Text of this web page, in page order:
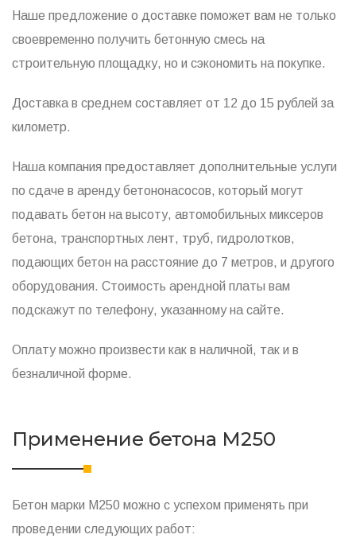
Наше предложение о доставке поможет вам не только
своевременно получить бетонную смесь на
строительную площадку, но и сэкономить на покупке.
Доставка в среднем составляет от 12 до 15 рублей за
километр.
Наша компания предоставляет дополнительные услуги
по сдаче в аренду бетононасосов, который могут
подавать бетон на высоту, автомобильных миксеров
бетона, транспортных лент, труб, гидролотков,
подающих бетон на расстояние до 7 метров, и другого
оборудования. Стоимость арендной платы вам
подскажут по телефону, указанному на сайте.
Оплату можно произвести как в наличной, так и в
безналичной форме.
Применение бетона M250
Бетон марки М250 можно с успехом применять при
проведении следующих работ: